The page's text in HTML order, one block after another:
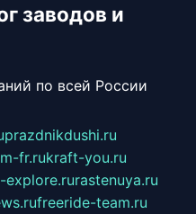
заводов и
по всей России
prazdnikdushi.ru
fr.rukraft-you.ru
explore.rurastenuya.ru
freeride-team.ru